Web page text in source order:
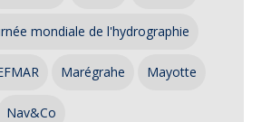
mondiale de l'hydrographie
Marégrahe Mayotte
Nav&Co